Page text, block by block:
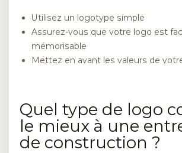
Utilisez un logotype simple
Assurez-vous que votre logo est
mémorisable
Mettez en avant les valeurs de
Quel type de logo
le mieux à une
de construction ?